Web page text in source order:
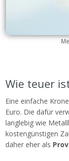
Wie teuer
Eine einfache
Euro. Die dafür
langlebig wie
kostengünstigen
daher eher als